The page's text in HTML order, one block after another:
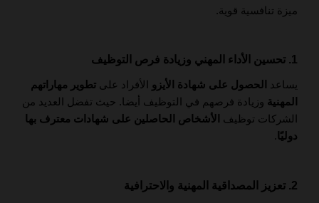
ميزة تنافسية قوية.
1. تحسين الأداء المهني وزيادة فرص التوظيف
يساعد الحصول على شهادة الأيزو الأفراد على تطوير مهاراتهم
المهنية وزيادة فرصهم في التوظيف أيضا. حيث تفضل العديد من
الشركات توظيف
الأشخاص الحاصلين على شهادات معترف بها
دوليًا .
2. تعزيز المصداقية المهنية والاحترافية